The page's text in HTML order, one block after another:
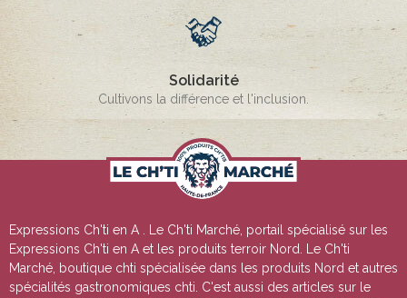
Solidarité
Cultivons la différence et l'inclusion.
Expressions Ch'ti en A . Le Ch'ti Marché, portail spécialisé sur les
Expressions Ch'ti en A et les produits terroir Nord. Le Ch'ti
Marché, boutique chti spécialisée dans les produits Nord et autres
spécialités gastronomiques chti. C'est aussi des articles sur le